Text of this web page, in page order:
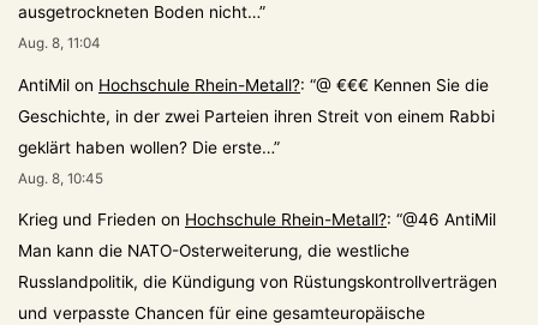
ausgetrockneten Boden nicht…”
Aug. 8, 11:04
AntiMil on Hochschule Rhein-Metall?: “@ €€€ Kennen Sie die
Geschichte, in der zwei Parteien ihren Streit von einem Rabbi
geklärt haben wollen? Die erste…”
Aug. 8, 10:45
Krieg und Frieden on Hochschule Rhein-Metall?: “@46 AntiMil
Man kann die NATO-Osterweiterung, die westliche
Russlandpolitik, die Kündigung von Rüstungskontrollverträgen
und verpasste Chancen für eine gesamteuropäische